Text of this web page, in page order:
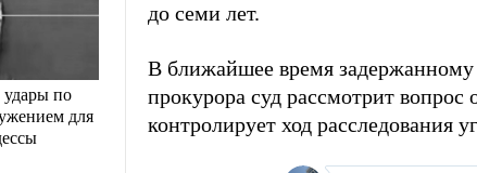
удары по
для
до семи лет.
В ближайшее время задержанному
прокурора суд рассмотрит
контролирует ход расследования